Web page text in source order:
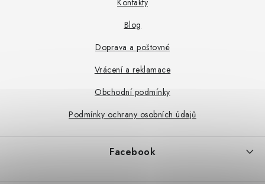
Blog
Doprava a poštovné
Vrácení a reklamace
Obchodní podmínky
Podmínky ochrany osobních údajů
Facebook